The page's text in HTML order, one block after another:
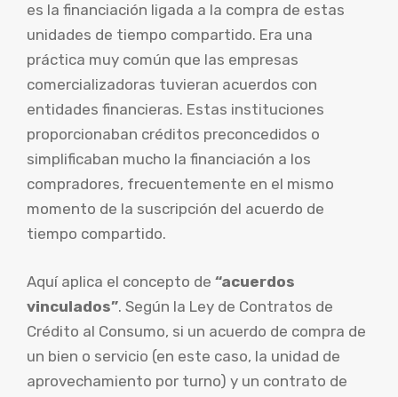
es la financiación ligada a la compra de estas
unidades de tiempo compartido. Era una
práctica muy común que las empresas
comercializadoras tuvieran acuerdos con
entidades financieras. Estas instituciones
proporcionaban créditos preconcedidos o
simplificaban mucho la financiación a los
compradores, frecuentemente en el mismo
momento de la suscripción del acuerdo de
tiempo compartido.
Aquí aplica el concepto de “acuerdos
vinculados”. Según la Ley de Contratos de
Crédito al Consumo, si un acuerdo de compra de
un bien o servicio (en este caso, la unidad de
aprovechamiento por turno) y un contrato de